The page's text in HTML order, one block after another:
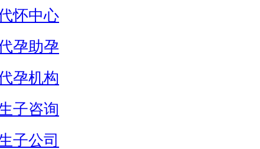
怀中心
孕助孕
孕机构
子咨询
子公司